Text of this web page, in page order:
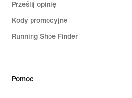
Prześlij opinię
Kody promocyjne
Running Shoe Finder
Pomoc